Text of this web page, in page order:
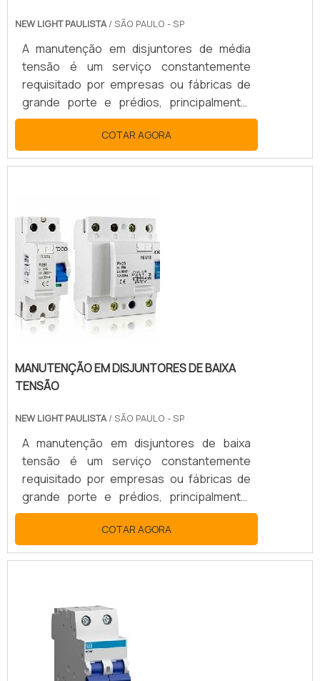
NEW LIGHT PAULISTA/ SÃO PAULO - SP
A manutenção em disjuntores de média
tensão é um serviço constantemente
requisitado por empresas ou fábricas de
grande porte e prédios, principalmente,
esse processo tem a finalidade de realizar
reparos nas instalações ou até mesmo
evitá-los. CONHEÇA O SERVIÇO DE
de problemas maiores além de ter um
custo mais acessível pa...
COTAR AGORA
MANUTENÇÃO EM DISJUNTORES DE BAIXA
TENSÃO
NEW LIGHT PAULISTA/ SÃO PAULO - SP
A manutenção em disjuntores de baixa
tensão é um serviço constantemente
requisitado por empresas ou fábricas de
grande porte e prédios, principalmente,
esse processo tem a finalidade de realizar
reparos nas instalações ou até mesmo
evitá-los. SAIBA MAIS INFORMAÇÕES SOBRE
gera a diminuição do risco de problemas
maiores além de ter um custo mais
acessível para os...
COTAR AGORA